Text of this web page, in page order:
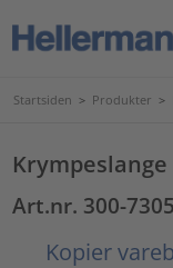
Startsiden > Produkter >
Art.nr. 300-
Kopier